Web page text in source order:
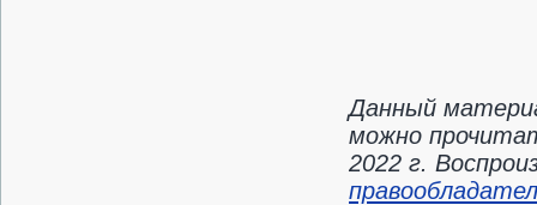
Данный
можно
2022 г.